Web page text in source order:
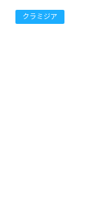
クラミジア